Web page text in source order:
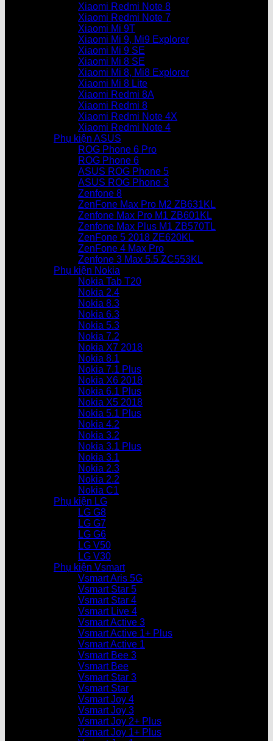
Xiaomi Redmi Note 8
Xiaomi Redmi Note 7
Xiaomi Mi 9T
Xiaomi Mi 9, Mi9 Explorer
Xiaomi Mi 9 SE
Xiaomi Mi 8 SE
Xiaomi Mi 8, Mi8 Explorer
Xiaomi Mi 8 Lite
Xiaomi Redmi 8A
Xiaomi Redmi 8
Xiaomi Redmi Note 4X
Xiaomi Redmi Note 4
Phụ kiện ASUS
ROG Phone 6 Pro
ROG Phone 6
ASUS ROG Phone 5
ASUS ROG Phone 3
Zenfone 8
ZenFone Max Pro M2 ZB631KL
Zenfone Max Pro M1 ZB601KL
Zenfone Max Plus M1 ZB570TL
ZenFone 5 2018 ZE620KL
ZenFone 4 Max Pro
Zenfone 3 Max 5.5 ZC553KL
Phụ kiện Nokia
Nokia Tab T20
Nokia 2.4
Nokia 8.3
Nokia 6.3
Nokia 5.3
Nokia 7.2
Nokia X7 2018
Nokia 8.1
Nokia 7.1 Plus
Nokia X6 2018
Nokia 6.1 Plus
Nokia X5 2018
Nokia 5.1 Plus
Nokia 4.2
Nokia 3.2
Nokia 3.1 Plus
Nokia 3.1
Nokia 2.3
Nokia 2.2
Nokia C1
Phụ kiện LG
LG G8
LG G7
LG G6
LG V50
LG V30
Phụ kiện Vsmart
Vsmart Aris 5G
Vsmart Star 5
Vsmart Star 4
Vsmart Live 4
Vsmart Active 3
Vsmart Active 1+ Plus
Vsmart Active 1
Vsmart Bee 3
Vsmart Bee
Vsmart Star 3
Vsmart Star
Vsmart Joy 4
Vsmart Joy 3
Vsmart Joy 2+ Plus
Vsmart Joy 1+ Plus